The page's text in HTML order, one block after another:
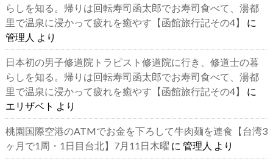
らしを知る。帰りは回転寿司函太郎でお寿司食べて、湯都
里で温泉に浸かって疲れを癒やす【函館旅行記その4】
に
管理人 より
日本初の男子修道院トラピスト修道院に行き、修道士の暮
らしを知る。帰りは回転寿司函太郎でお寿司食べて、湯都
里で温泉に浸かって疲れを癒やす【函館旅行記その4】
に
エリザベト より
桃園国際空港のATMでお金を下ろして牛肉麺を連食【台湾3
ヶ月で1周・1日目台北】7月11日木曜 に 管理人 より